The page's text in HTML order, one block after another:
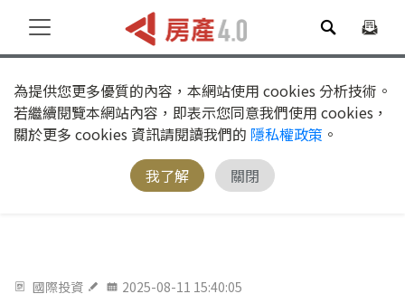
為提供您更多優質的內容，本網站使用 cookies 分析技術。
若繼續閱覽本網站內容，即表示您同意我們使用 cookies，
關於更多 cookies 資訊請閱讀我們的 隱私權政策 。
我了解
關閉
國際投資 2025-08-11 15:40:05